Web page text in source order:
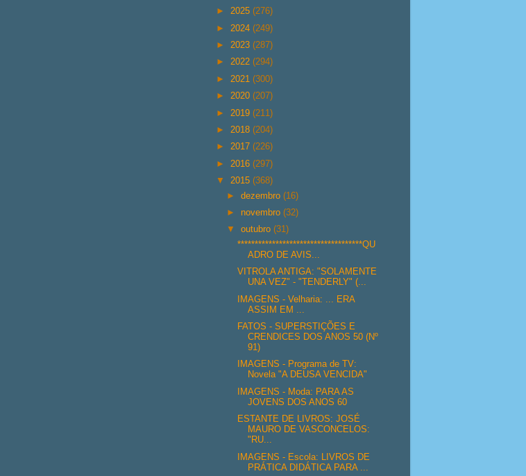
► 2025 (276)
► 2024 (249)
► 2023 (287)
► 2022 (294)
► 2021 (300)
► 2020 (207)
► 2019 (211)
► 2018 (204)
► 2017 (226)
► 2016 (297)
▼ 2015 (368)
►dezembro(16)
► novembro(32)
▼outubro(31)
************************************QU
ADRO DE AVIS...
VITROLA ANTIGA: "SOLAMENTE
UNA VEZ" - "TENDERLY" (...
IMAGENS - Velharia: ... ERA
ASSIM EM ...
FATOS - SUPERSTIÇÕES E
CRENDICES DOS ANOS 50 (Nº
91)
IMAGENS - Programa de TV:
Novela "A DEUSA VENCIDA"
IMAGENS - Moda: PARA AS
JOVENS DOS ANOS 60
ESTANTE DE LIVROS: JOSÉ
MAURO DE VASCONCELOS:
"RU...
IMAGENS - Escola: LIVROS DE
PRÁTICA DIDÁTICA PARA ...